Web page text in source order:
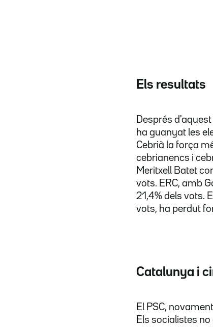
Els resultats
Després
ha guanyat les
Cebrià la força
cebrianencs i
Meritxell Batet
vots. ERC, amb
21,4% dels vots.
vots, ha perdut
Catalunya i
El PSC,
Els socialistes